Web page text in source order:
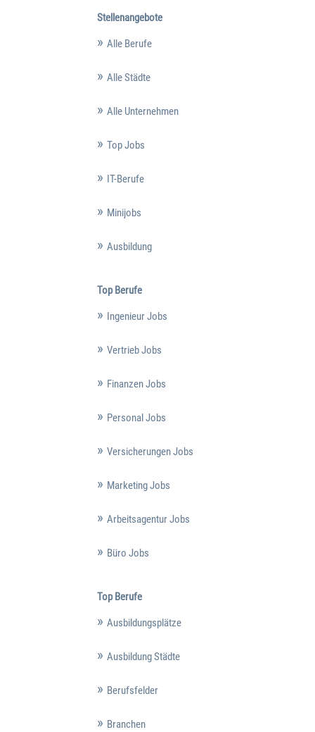
Stellenangebote
Alle Berufe
Alle Städte
Alle Unternehmen
Top Jobs
IT-Berufe
Minijobs
Ausbildung
Top Berufe
Ingenieur Jobs
Vertrieb Jobs
Finanzen Jobs
Personal Jobs
Versicherungen Jobs
Marketing Jobs
Arbeitsagentur Jobs
Büro Jobs
Top Berufe
Ausbildungsplätze
Ausbildung Städte
Berufsfelder
Branchen